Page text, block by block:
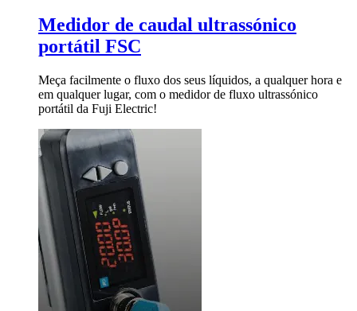
Medidor de caudal ultrassónico
portátil FSC
Meça facilmente o fluxo dos seus líquidos, a qualquer hora e
em qualquer lugar, com o medidor de fluxo ultrassónico
portátil da Fuji Electric!